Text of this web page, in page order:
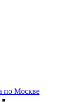
по Москве